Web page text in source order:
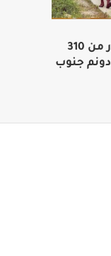
الاحتلال يخطر باقتلاع أشجار من 310
دونمات والاستيلاء على 3.5 دونم جنوب